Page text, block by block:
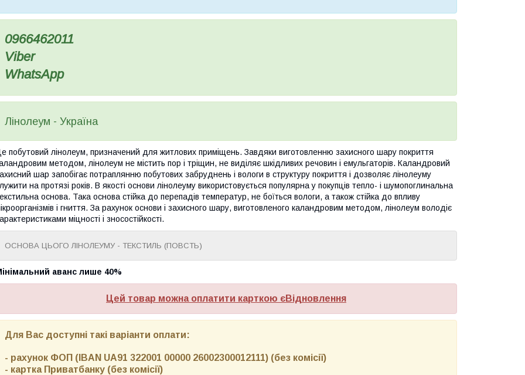
0966462011
Viber
WhatsApp
Лінолеум - Україна
побутовий лінолеум, призначений для житлових приміщень. Завдяки виготовленню захисного шару покриття
методом, лінолеум не містить пор і тріщин, не виділяє шкідливих речовин і емульгаторів. Каландровий
шар запобігає потраплянню побутових забруднень і вологи в структуру покриття і дозволяє лінолеуму
на протязі років. В якості основи лінолеуму використовується популярна у покупців тепло- і шумопоглинальна
основа. Така основа стійка до перепадів температур, не боїться вологи, а також стійка до впливу
і гниття. За рахунок основи і захисного шару, виготовленого каландровим методом, лінолеум володіє
міцності і зносостійкості.
ОСНОВА ЦЬОГО ЛІНОЛЕУМУ - ТЕКСТИЛЬ (ПОВСТЬ)
аванс лише 40%
Цей товар можна оплатити карткою єВідновлення
Для Вас доступні такі варіанти оплати:
- рахунок ФОП (IBAN UA91 322001 00000 26002300012111) (без комісії)
- картка Приватбанку (без комісії)